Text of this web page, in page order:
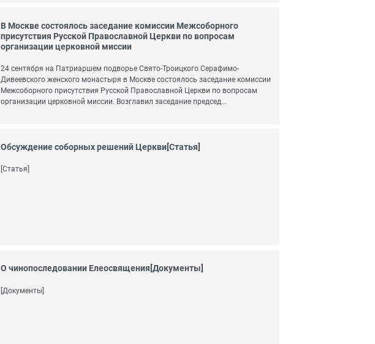
В Москве состоялось заседание комиссии Межсоборного
присутствия Русской Православной Церкви по вопросам
организации церковной миссии
24 сентября на Патриаршем подворье Свято-Троицкого Серафимо-
Дивеевского женского монастыря в Москве состоялось заседание комиссии
Межсоборного присутствия Русской Православной Церкви по вопросам
организации церковной миссии. Возглавил заседание председ...
Обсуждение соборных решений Церкви[Статья]
[Статья]
О чинопоследовании Елеосвящения[Документы]
[Документы]